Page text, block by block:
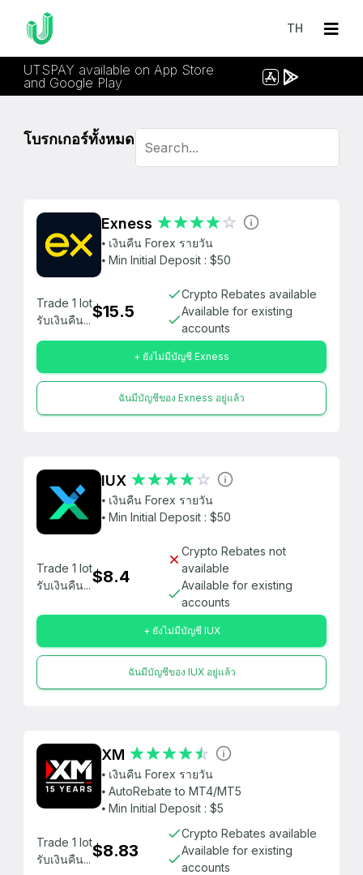
TH
UTSPAY available on App Store
and Google Play
โบรกเกอร์ทั้งหมด
Exness
⦁ เงินคืน Forex รายวัน
⦁ Min Initial Deposit : $50
Trade 1 lot
รับเงินคืน...$15.5
Crypto Rebates available
Available for existing
accounts
+ ยังไม่มีบัญชี Exness
ฉันมีบัญชีของ Exness อยู่แล้ว
IUX
⦁ เงินคืน Forex รายวัน
⦁ Min Initial Deposit : $50
Trade 1 lot
รับเงินคืน...$8.4
Crypto Rebates not
available
Available for existing
accounts
+ ยังไม่มีบัญชี IUX
ฉันมีบัญชีของ IUX อยู่แล้ว
XM
⦁ เงินคืน Forex รายวัน
⦁ AutoRebate to MT4/MT5
⦁ Min Initial Deposit : $5
Trade 1 lot
รับเงินคืน...$8.83
Crypto Rebates available
Available for existing
accounts